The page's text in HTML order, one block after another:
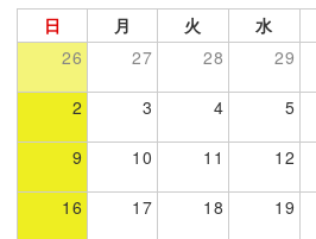
日 月 火 水
26
27 28 29
2 3 4 5
9 10 11 12
16 17 18 19